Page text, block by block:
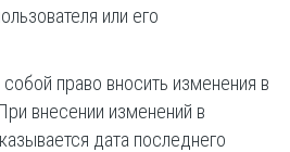
или его
право вносить изменения в
внесении изменений в
дата последнего